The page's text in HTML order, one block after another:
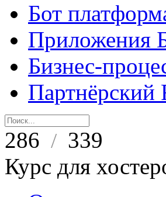
Бот
Приложения
Бизнес-
Партнёрский
286 / 339
Курс для